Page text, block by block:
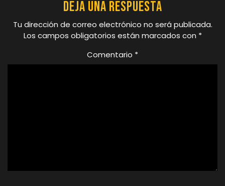
Deja una respuesta
Tu dirección de correo electrónico no será publicada.
Los campos obligatorios están marcados con *
Comentario *